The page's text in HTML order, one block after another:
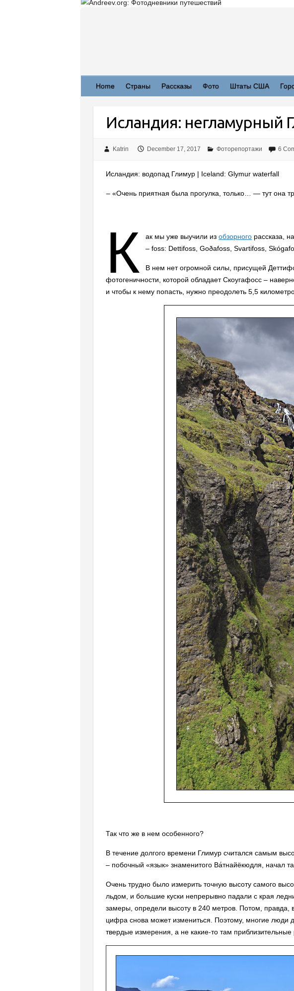
Home Страны Рассказы Фото Штаты США
Исландия: негламурный
Katrin December 17, 2017 Фоторепортажи 6
Исландия: водопад Глимур | Iceland: Glymur waterfall
– «Очень приятная была прогулка, только… — тут она
К ак мы уже выучили изобзорного рассказа,
– foss: Dettifoss, Goðafoss, Svartifoss,
В нем нет огромной силы, присущей
фотогеничности, которой обладает Скоугафосс –
и чтобы к нему попасть, нужно преодолеть 5,5
Так что же в нем особенного?
В течение долгого времени Глимур считался самым
– побочный «язык» знаменитого Ва́тнайёкюдля, начал
Очень трудно было измерить точную высоту самого
льдом, и большие куски непрерывно падали с края
замеры, определи высоту в 240 метров. Потом, правда,
цифра снова может измениться. Поэтому, многие люди
твердые измерения, а не какие-то там приблизительные